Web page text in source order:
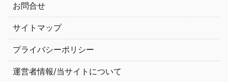
お問合せ
サイトマップ
プライバシーポリシー
運営者情報/当サイトについて